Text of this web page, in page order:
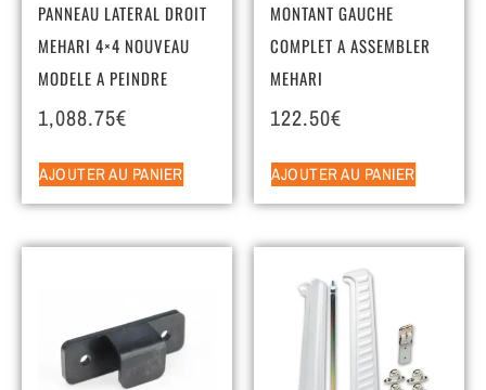
PANNEAU LATERAL DROIT
MEHARI 4×4 NOUVEAU
MODELE A PEINDRE
1,088.75€
AJOUTER AU PANIER
MONTANT GAUCHE
COMPLET A ASSEMBLER
MEHARI
122.50€
AJOUTER AU PANIER